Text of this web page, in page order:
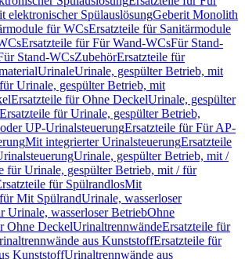
elektronischer SpülauslösungGeberit Monolith
für WCsErsatzteile für Sanitärmodule
Ersatzteile für Für Wand-WCsFür Stand-
Stand-WCsZubehörErsatzteile für
UrinaleUrinale, gespülter Betrieb, mit
Urinale, gespülter Betrieb, mit
Ersatzteile für Ohne DeckelUrinale, gespülter
Ersatzteile für Urinale, gespülter Betrieb,
UP-UrinalsteuerungErsatzteile für Für AP-
Mit integrierter UrinalsteuerungErsatzteile
Urinale, gespülter Betrieb, mit /
für Urinale, gespülter Betrieb, mit / für
für SpülrandlosMit
Mit SpülrandUrinale, wasserloser
Urinale, wasserloser BetriebOhne
Ohne DeckelUrinaltrennwändeErsatzteile für
aus KunststoffErsatzteile für
KunststoffUrinaltrennwände aus